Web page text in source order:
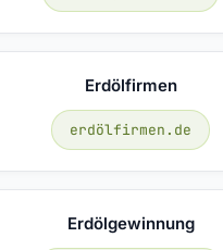
Erdölfirmen
erdölfirmen.de
Erdölgewinnung